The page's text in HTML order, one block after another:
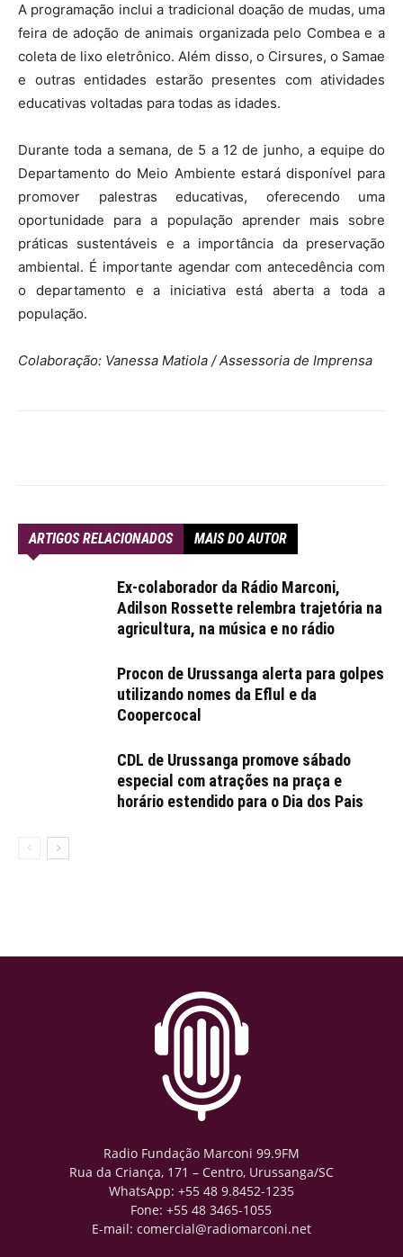
A programação inclui a tradicional doação de mudas, uma
feira de adoção de animais organizada pelo Combea e a
coleta de lixo eletrônico. Além disso, o Cirsures, o Samae
e outras entidades estarão presentes com atividades
educativas voltadas para todas as idades.
Durante toda a semana, de 5 a 12 de junho, a equipe do
Departamento do Meio Ambiente estará disponível para
promover palestras educativas, oferecendo uma
oportunidade para a população aprender mais sobre
práticas sustentáveis e a importância da preservação
ambiental. É importante agendar com antecedência com
o departamento e a iniciativa está aberta a toda a
população.
Colaboração: Vanessa Matiola / Assessoria de Imprensa
ARTIGOS RELACIONADOS MAIS DO AUTOR
Ex-colaborador da Rádio Marconi,
Adilson Rossette relembra trajetória na
agricultura, na música e no rádio
Procon de Urussanga alerta para golpes
utilizando nomes da Eflul e da
Coopercocal
CDL de Urussanga promove sábado
especial com atrações na praça e
horário estendido para o Dia dos Pais
Radio Fundação Marconi 99.9FM
Rua da Criança, 171 – Centro, Urussanga/SC
WhatsApp: +55 48 9.8452-1235
Fone: +55 48 3465-1055
E-mail: comercial@radiomarconi.net